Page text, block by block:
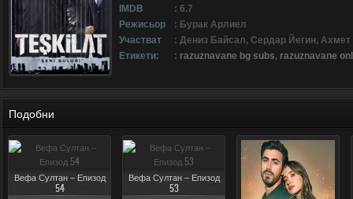
IMDB
: 6.7
Режисьор
: Бурак Арлиел
Участват
: Дениз Байсал, Сердар Йегин, Ахмет
Етикети:
: razuznavane bg subs, razuznavane
Подобни
Вефа Султан – Епизод
54
Вефа Султан – Епизод
53